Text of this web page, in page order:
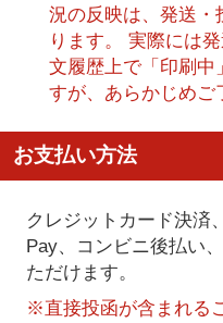
況の反映は、発送・
ります。 実際には
文履歴上で「印刷中
すが、あらかじめご
お支払い方法
クレジットカード決済
Pay、コンビニ後払い
ただけます。
※直接投函が含まれる